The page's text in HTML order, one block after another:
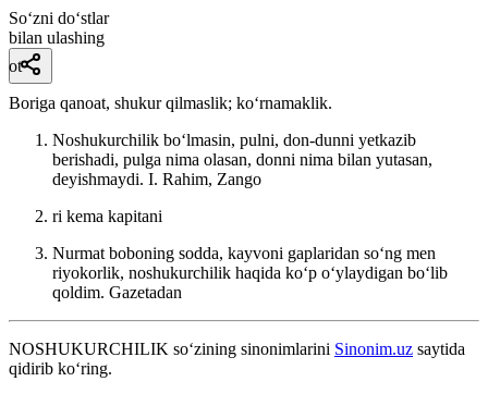
So‘zni do‘stlar
bilan ulashing
ot
Boriga qanoat, shukur qilmaslik; koʻrnamaklik.
Noshukurchilik boʻlmasin, pulni, don-dunni yetkazib
berishadi, pulga nima olasan, donni nima bilan yutasan,
deyishmaydi. I. Rahim, Zango
ri kema kapitani
Nurmat boboning sodda, kayvoni gaplaridan soʻng men
riyokorlik, noshukurchilik haqida koʻp oʻylaydigan boʻlib
qoldim. Gazetadan
NOSHUKURCHILIK so‘zining sinonimlarini Sinonim.uz saytida
qidirib ko‘ring.